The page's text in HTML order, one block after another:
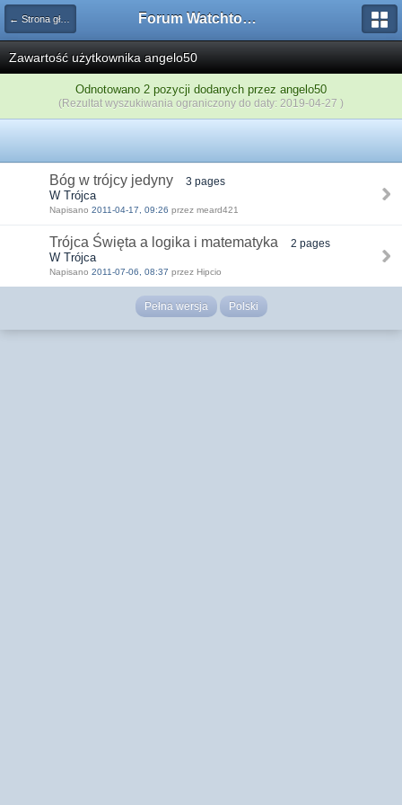
← Strona główna Forum Watchtower
Zawartość użytkownika angelo50
Odnotowano 2 pozycji dodanych przez angelo50
(Rezultat wyszukiwania ograniczony do daty: 2019-04-27 )
Bóg w trójcy jedyny 3 pages
W Trójca
Napisano 2011-04-17, 09:26 przez meard421
Trójca Święta a logika i matematyka 2 pages
W Trójca
Napisano 2011-07-06, 08:37 przez Hipcio
Pełna wersja Polski